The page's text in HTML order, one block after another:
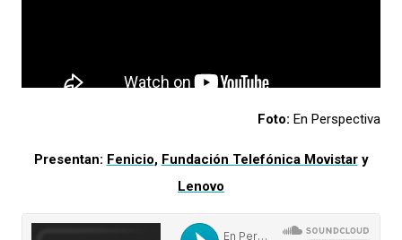
Foto: En Perspectiva
Presentan: Fenicio, Fundación Telefónica Movistary
Lenovo